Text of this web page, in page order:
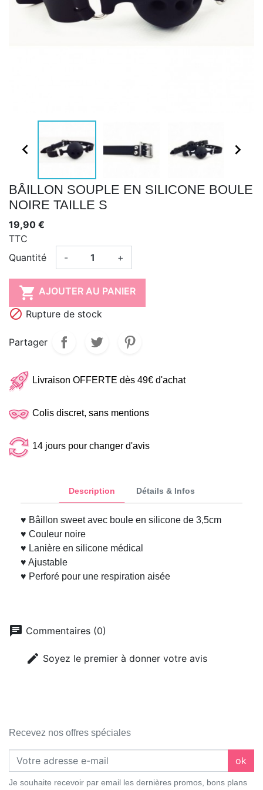
 
BÂILLON SOUPLE EN SILICONE BOULE
NOIRE TAILLE S
19,90 €
TTC
Quantité
- +
 AJOUTER AU PANIER
 Rupture de stock
Partager
Livraison OFFERTE dès 49€ d'achat
Colis discret, sans mentions
14 jours pour changer d'avis
Description Détails & Infos
♥ Bâillon sweet avec boule en silicone de 3,5cm
♥ Couleur noire
♥ Lanière en silicone médical
♥ Ajustable
♥ Perforé pour une respiration aisée
chat Commentaires (0)
edit Soyez le premier à donner votre avis
Recevez nos offres spéciales
ok
Je souhaite recevoir par email les dernières promos, bons plans